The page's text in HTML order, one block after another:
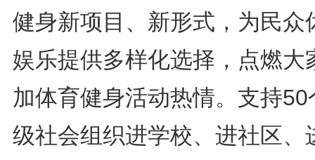
健身新项目、新形式，为民众
娱乐提供多样化选择，点燃大
加体育健身活动热情。支持50
级社会组织进学校、进社区、